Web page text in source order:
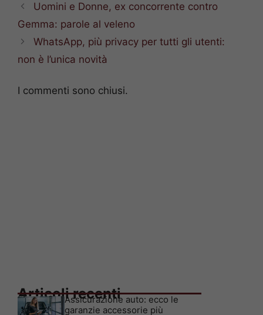
Uomini e Donne, ex concorrente contro
Gemma: parole al veleno
WhatsApp, più privacy per tutti gli utenti:
non è l’unica novità
I commenti sono chiusi.
Articoli recenti
Assicurazione auto: ecco le
garanzie accessorie più